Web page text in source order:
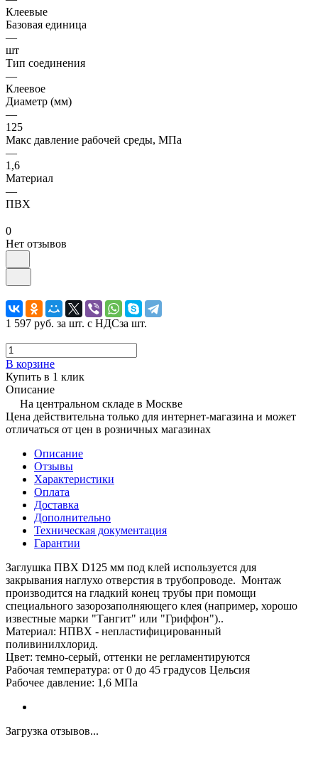
Клеевые
Базовая единица
—
шт
Тип соединения
—
Клеевое
Диаметр (мм)
—
125
Макс давление рабочей среды, МПа
—
1,6
Материал
—
ПВХ
0
Нет отзывов
1 597 руб. за шт. с НДСза шт.
В корзине
Купить в 1 клик
Описание
На центральном складе в Москве
Цена действительна только для интернет-магазина и может
отличаться от цен в розничных магазинах
Описание
Отзывы
Характеристики
Оплата
Доставка
Дополнительно
Техническая документация
Гарантии
Заглушка ПВХ D125 мм под клей используется для
закрывания наглухо отверстия в трубопроводе. Монтаж
производится на гладкий конец трубы при помощи
специального зазорозаполняющего клея (например, хорошо
известные марки "Тангит" или "Гриффон")..
Материал: НПВХ - непластифицированный
поливинилхлорид.
Цвет: темно-серый, оттенки не регламентируются
Рабочая температура: от 0 до 45 градусов Цельсия
Рабочее давление: 1,6 МПа
Загрузка отзывов...